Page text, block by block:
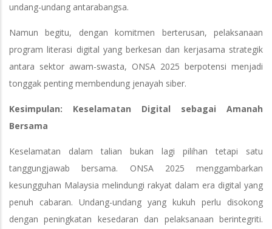
undang-undang antarabangsa.
Namun begitu, dengan komitmen berterusan, pelaksanaan
program literasi digital yang berkesan dan kerjasama strategik
antara sektor awam-swasta, ONSA 2025 berpotensi menjadi
tonggak penting membendung jenayah siber.
Kesimpulan: Keselamatan Digital sebagai Amanah
Bersama
Keselamatan dalam talian bukan lagi pilihan tetapi satu
tanggungjawab bersama. ONSA 2025 menggambarkan
kesungguhan Malaysia melindungi rakyat dalam era digital yang
penuh cabaran. Undang-undang yang kukuh perlu disokong
dengan peningkatan kesedaran dan pelaksanaan berintegriti.